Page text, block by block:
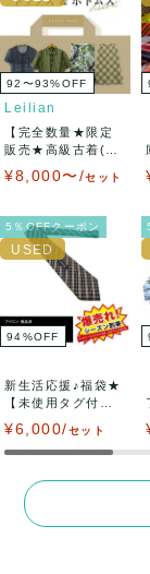
92〜93%OFF
Leilian
【完全数量★限定
販売★高級古着(US
¥8,000〜/セット
5％OFFクーポン
94%OFF
新生活応援♪福袋★
【未使用タグ付き
ド...
¥6,000/セット